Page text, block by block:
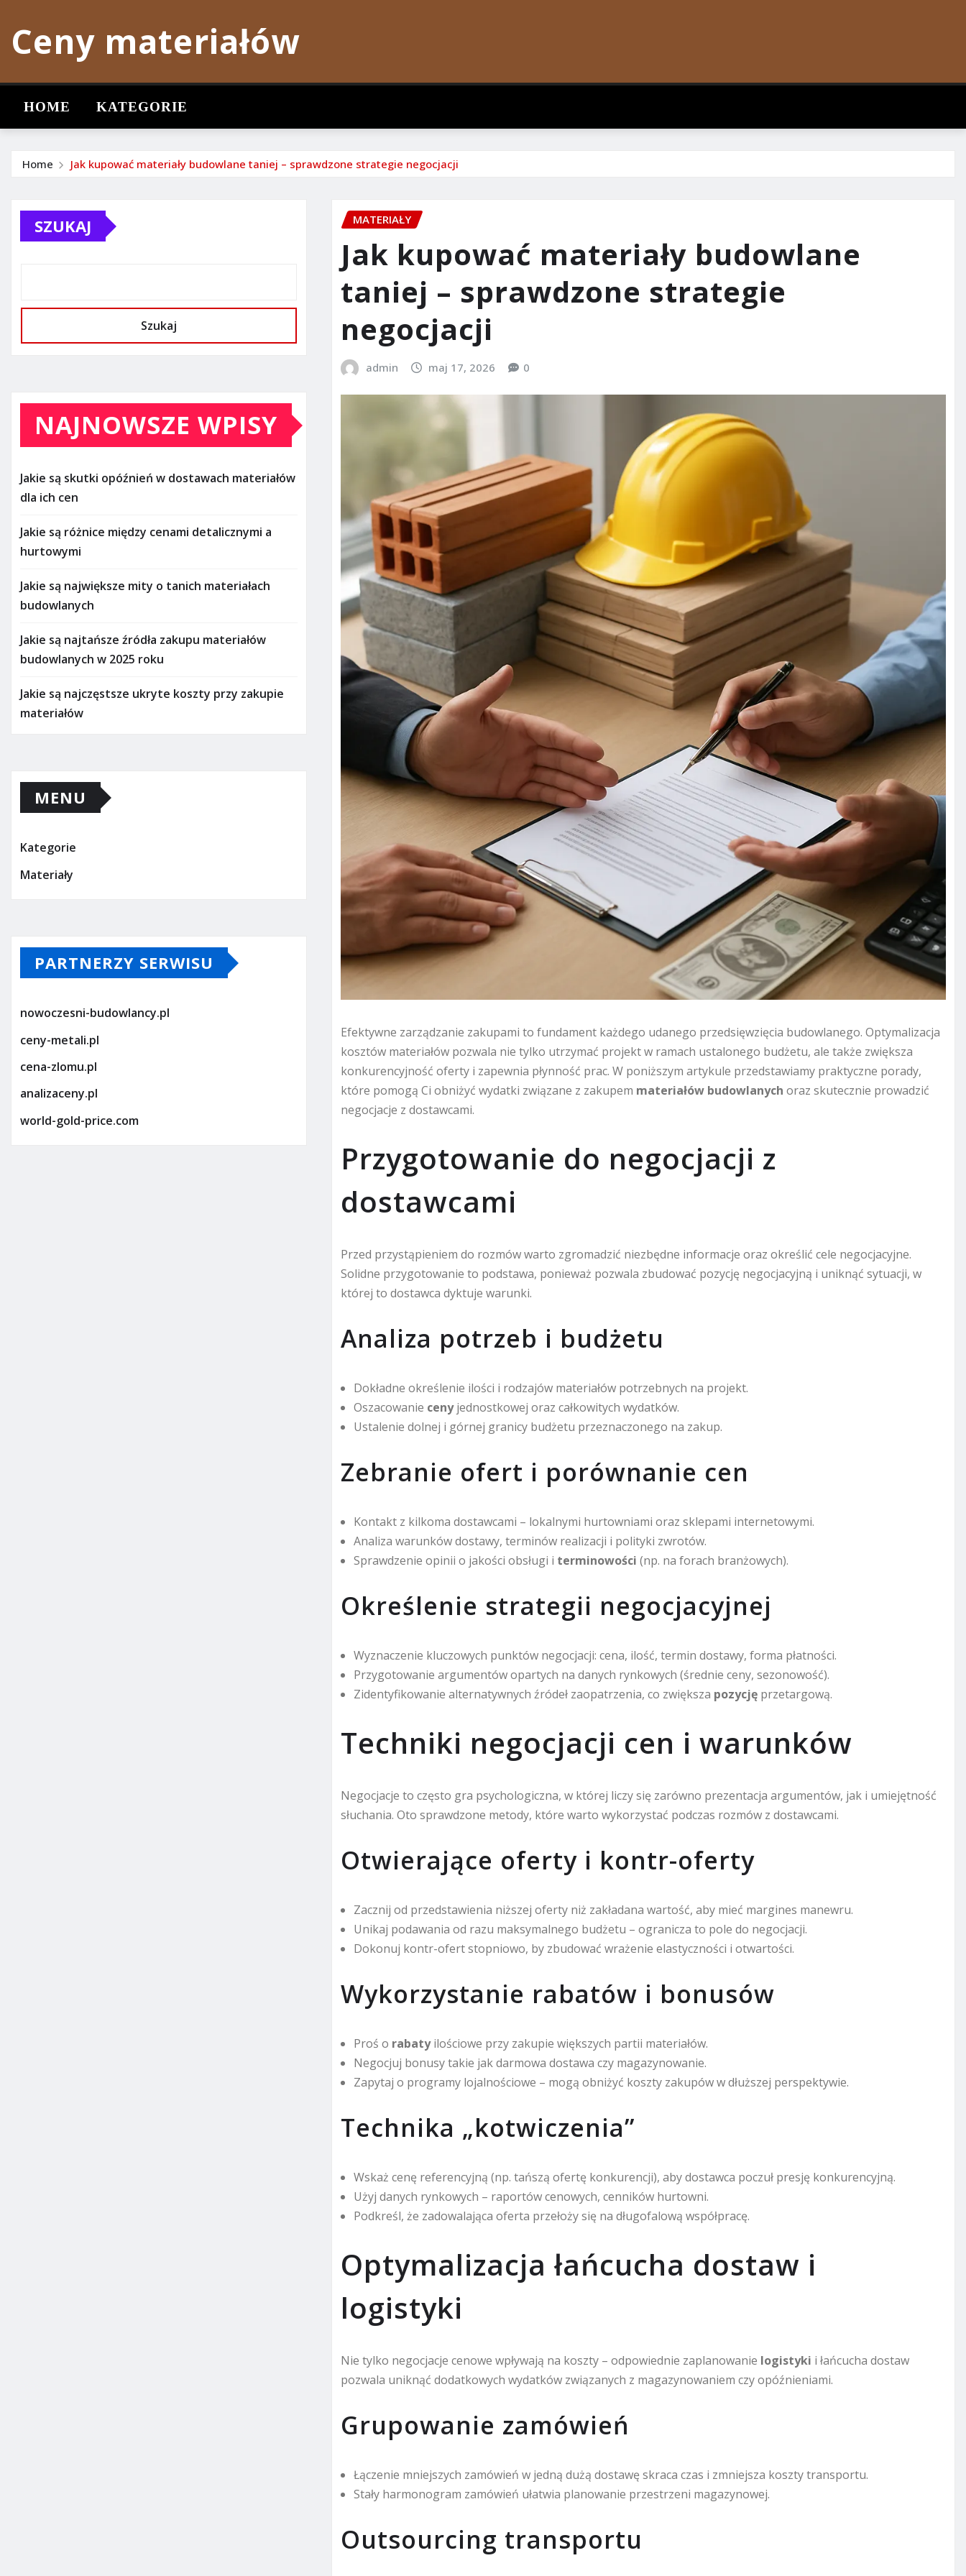
content
Ceny materiałów
HOME KATEGORIE
Home Jak kupować materiały budowlane taniej – sprawdzone strategie negocjacji
SZUKAJ
Szukaj
NAJNOWSZE WPISY
Jakie są skutki opóźnień w dostawach materiałów
dla ich cen
Jakie są różnice między cenami detalicznymi a
hurtowymi
Jakie są największe mity o tanich materiałach
budowlanych
Jakie są najtańsze źródła zakupu materiałów
budowlanych w 2025 roku
Jakie są najczęstsze ukryte koszty przy zakupie
materiałów
MENU
Kategorie
Materiały
PARTNERZY SERWISU
nowoczesni-budowlancy.pl
ceny-metali.pl
cena-zlomu.pl
analizaceny.pl
world-gold-price.com
MATERIAŁY
Jak kupować materiały budowlane
taniej – sprawdzone strategie
negocjacji
admin maj 17, 2026 0
Efektywne zarządzanie zakupami to fundament każdego udanego przedsięwzięcia budowlanego. Optymalizacja
kosztów materiałów pozwala nie tylko utrzymać projekt w ramach ustalonego budżetu, ale także zwiększa
konkurencyjność oferty i zapewnia płynność prac. W poniższym artykule przedstawiamy praktyczne porady,
które pomogą Ci obniżyć wydatki związane z zakupem materiałów budowlanych oraz skutecznie prowadzić
negocjacje z dostawcami.
Przygotowanie do negocjacji z
dostawcami
Przed przystąpieniem do rozmów warto zgromadzić niezbędne informacje oraz określić cele negocjacyjne.
Solidne przygotowanie to podstawa, ponieważ pozwala zbudować pozycję negocjacyjną i uniknąć sytuacji, w
której to dostawca dyktuje warunki.
Analiza potrzeb i budżetu
Dokładne określenie ilości i rodzajów materiałów potrzebnych na projekt.
Oszacowanie cenyjednostkowej oraz całkowitych wydatków.
Ustalenie dolnej i górnej granicy budżetu przeznaczonego na zakup.
Zebranie ofert i porównanie cen
Kontakt z kilkoma dostawcami – lokalnymi hurtowniami oraz sklepami internetowymi.
Analiza warunków dostawy, terminów realizacji i polityki zwrotów.
Sprawdzenie opinii o jakości obsługi i terminowości (np. na forach branżowych).
Określenie strategii negocjacyjnej
Wyznaczenie kluczowych punktów negocjacji: cena, ilość, termin dostawy, forma płatności.
Przygotowanie argumentów opartych na danych rynkowych (średnie ceny, sezonowość).
Zidentyfikowanie alternatywnych źródeł zaopatrzenia, co zwiększa pozycję przetargową.
Techniki negocjacji cen i warunków
Negocjacje to często gra psychologiczna, w której liczy się zarówno prezentacja argumentów, jak i umiejętność
słuchania. Oto sprawdzone metody, które warto wykorzystać podczas rozmów z dostawcami.
Otwierające oferty i kontr-oferty
Zacznij od przedstawienia niższej oferty niż zakładana wartość, aby mieć margines manewru.
Unikaj podawania od razu maksymalnego budżetu – ogranicza to pole do negocjacji.
Dokonuj kontr-ofert stopniowo, by zbudować wrażenie elastyczności i otwartości.
Wykorzystanie rabatów i bonusów
Proś o rabatyilościowe przy zakupie większych partii materiałów.
Negocjuj bonusy takie jak darmowa dostawa czy magazynowanie.
Zapytaj o programy lojalnościowe – mogą obniżyć koszty zakupów w dłuższej perspektywie.
Technika „kotwiczenia”
Wskaż cenę referencyjną (np. tańszą ofertę konkurencji), aby dostawca poczuł presję konkurencyjną.
Użyj danych rynkowych – raportów cenowych, cenników hurtowni.
Podkreśl, że zadowalająca oferta przełoży się na długofalową współpracę.
Optymalizacja łańcucha dostaw i
logistyki
Nie tylko negocjacje cenowe wpływają na koszty – odpowiednie zaplanowanie logistyki i łańcucha dostaw
pozwala uniknąć dodatkowych wydatków związanych z magazynowaniem czy opóźnieniami.
Grupowanie zamówień
Łączenie mniejszych zamówień w jedną dużą dostawę skraca czas i zmniejsza koszty transportu.
Stały harmonogram zamówień ułatwia planowanie przestrzeni magazynowej.
Outsourcing transportu